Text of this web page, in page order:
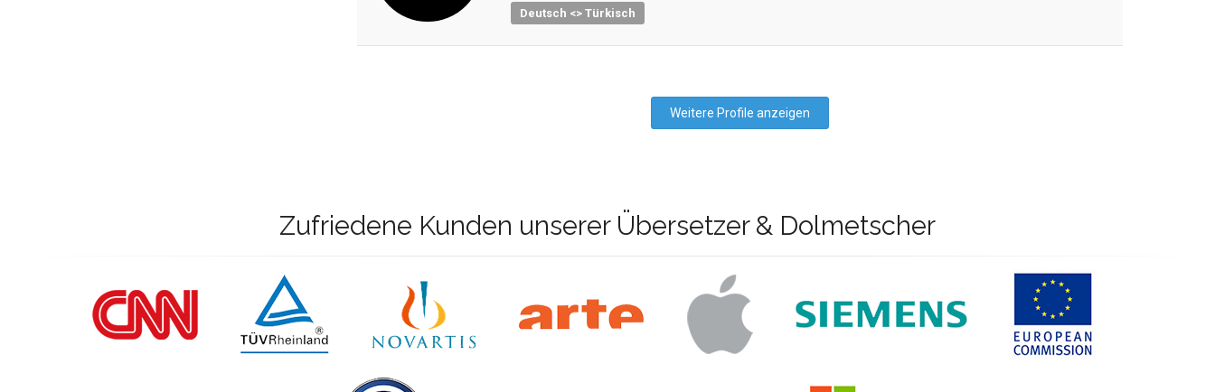
Deutsch <> Türkisch
Weitere Profile anzeigen
Zufriedene Kunden unserer Übersetzer & Dolmetscher